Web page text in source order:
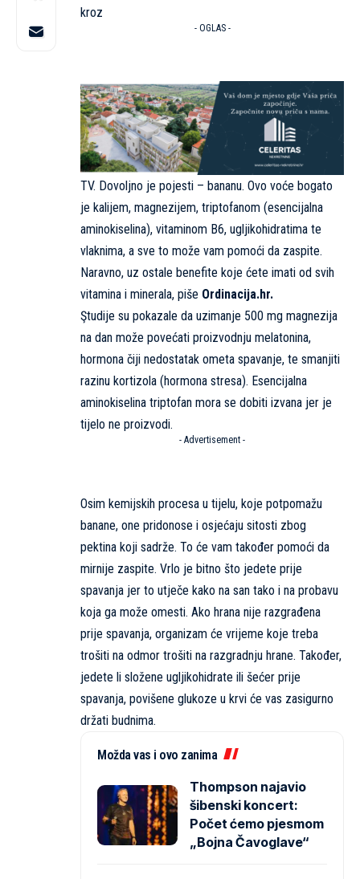
kroz
- OGLAS -
TV. Dovoljno je pojesti – bananu. Ovo voće bogato
je kalijem, magnezijem, triptofanom (esencijalna
aminokiselina), vitaminom B6, ugljikohidratima te
vlaknima, a sve to može vam pomoći da zaspite.
Naravno, uz ostale benefite koje ćete imati od svih
vitamina i minerala, piše Ordinacija.hr.
Ştudije su pokazale da uzimanje 500 mg magnezija
na dan može povećati proizvodnju melatonina,
hormona čiji nedostatak ometa spavanje, te smanjiti
razinu kortizola (hormona stresa). Esencijalna
aminokiselina triptofan mora se dobiti izvana jer je
tijelo ne proizvodi.
- Advertisement -
Osim kemijskih procesa u tijelu, koje potpomažu
banane, one pridonose i osjećaju sitosti zbog
pektina koji sadrže. To će vam također pomoći da
mirnije zaspite. Vrlo je bitno što jedete prije
spavanja jer to utječe kako na san tako i na probavu
koja ga može omesti. Ako hrana nije razgrađena
prije spavanja, organizam će vrijeme koje treba
trošiti na odmor trošiti na razgradnju hrane. Također,
jedete li složene ugljikohidrate ili šećer prije
spavanja, povišene glukoze u krvi će vas zasigurno
držati budnima.
Možda vas i ovo zanima
Thompson najavio
šibenski koncert:
Počet ćemo pjesmom
„Bojna Čavoglave“